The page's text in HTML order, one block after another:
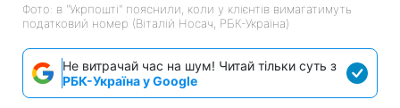
Фото: в "Укрпошті" пояснили, коли у клієнтів вимагатимуть
податковий номер (Віталій Носач, РБК-Україна)
Не витрачай час на шум! Читай тільки суть з
РБК-Україна у Google